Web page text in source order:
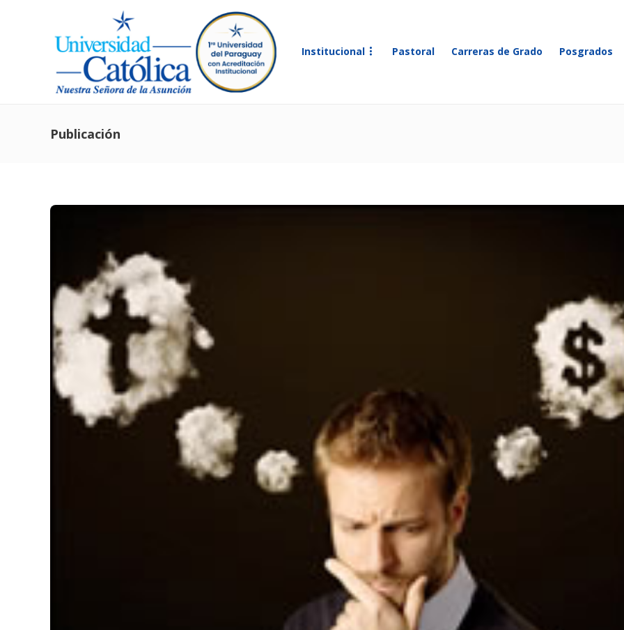
Institucional Pastoral Carreras de Grado Posgrados
Publicación